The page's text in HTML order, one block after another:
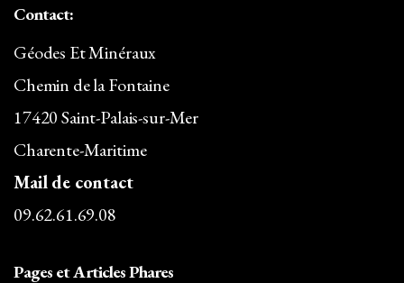
Contact:
Géodes Et Minéraux
Chemin de la Fontaine
17420 Saint-Palais-sur-Mer
Charente-Maritime
Mail de contact
09.62.61.69.08
Pages et Articles Phares